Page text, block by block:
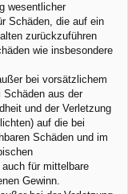
wesentlicher
Schäden, die auf ein
zurückzuführen
wie insbesondere
bei vorsätzlichem
Schäden aus der
und der Verletzung
auf die bei
Schäden und im
für mittelbare
Gewinn.